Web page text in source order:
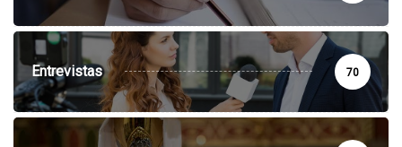
Entrevistas 70